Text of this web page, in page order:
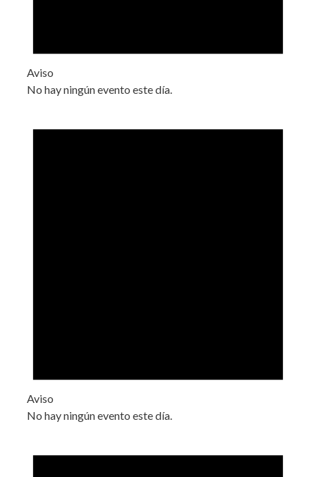
Aviso
No hay ningún evento este día.
Aviso
No hay ningún evento este día.